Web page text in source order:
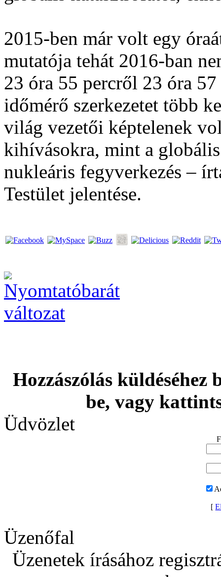
2015-ben már volt egy
mutatója tehát 2016-ban
23 óra 55 percről 23 óra
időmérő szerkezetet több
világ vezetői képtelenek
kihívásokra, mint a
nukleáris fegyverkezés –
Testület jelentése.
Hozzászólás küldéséhez
be, vagy
Üdvözlet
[
Üzenőfal
Üzenetek írásához